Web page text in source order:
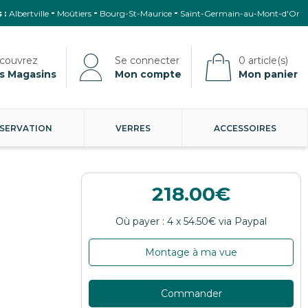
: Albertville Moûtiers Bourg-St-Maurice Saint-Germain-au-Mont-d'Or
Magasins Mon compte Mon panier
VERRES ACCESSOIRES
218.00
Montage à ma vue
Commander